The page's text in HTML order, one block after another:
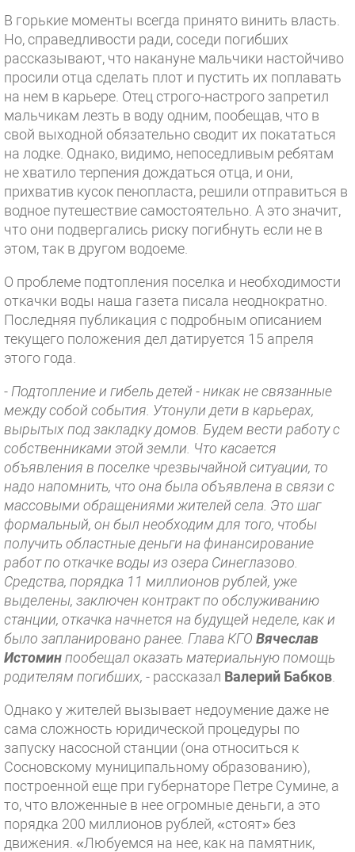
В горькие моменты всегда принято винить власть.
Но, справедливости ради, соседи погибших
рассказывают, что накануне мальчики настойчиво
просили отца сделать плот и пустить их поплавать
на нем в карьере. Отец строго-настрого запретил
мальчикам лезть в воду одним, пообещав, что в
свой выходной обязательно сводит их покататься
на лодке. Однако, видимо, непоседливым ребятам
не хватило терпения дождаться отца, и они,
прихватив кусок пенопласта, решили отправиться в
водное путешествие самостоятельно. А это значит,
что они подвергались риску погибнуть если не в
этом, так в другом водоеме.
О проблеме подтопления поселка и необходимости
откачки воды наша газета писала неоднократно.
Последняя публикация с подробным описанием
текущего положения дел датируется 15 апреля
этого года.
- Подтопление и гибель детей - никак не связанные
между собой события. Утонули дети в карьерах,
вырытых под закладку домов. Будем вести работу с
собственниками этой земли. Что касается
объявления в поселке чрезвычайной ситуации, то
надо напомнить, что она была объявлена в связи с
массовыми обращениями жителей села. Это шаг
формальный, он был необходим для того, чтобы
получить областные деньги на финансирование
работ по откачке воды из озера Синеглазово.
Средства, порядка 11 миллионов рублей, уже
выделены, заключен контракт по обслуживанию
станции, откачка начнется на будущей неделе, как и
было запланировано ранее. Глава КГО Вячеслав
Истоминпообещал оказать материальную помощь
родителям погибших, - рассказал Валерий Бабков
Однако у жителей вызывает недоумение даже не
сама сложность юридической процедуры по
запуску насосной станции (она относиться к
Сосновскому муниципальному образованию),
построенной еще при губернаторе Петре Сумине, а
то, что вложенные в нее огромные деньги, а это
порядка 200 миллионов рублей, «стоят» без
движения. «Любуемся на нее, как на памятник,